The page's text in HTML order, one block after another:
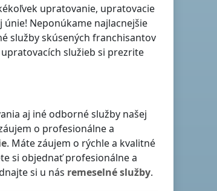
upratovanie, upratovacie
únie! Neponúkame najlacnejšie
služby skúsených franchisantov
služieb si prezrite
aj iné odborné služby našej
o profesionálne a
. Máte záujem o rýchle a kvalitné
si objednať profesionálne a
si u nás remeselné služby.